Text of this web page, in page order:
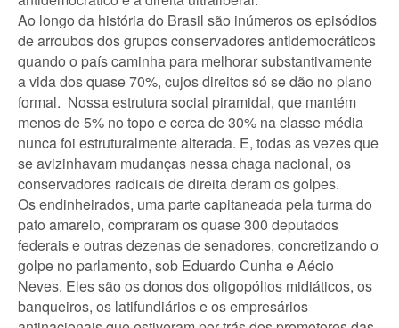
Ao longo da história do Brasil são inúmeros os episódios
de arroubos dos grupos conservadores antidemocráticos
quando o país caminha para melhorar substantivamente
a vida dos quase 70%, cujos direitos só se dão no plano
formal. Nossa estrutura social piramidal, que mantém
menos de 5% no topo e cerca de 30% na classe média
nunca foi estruturalmente alterada. E, todas as vezes que
se avizinhavam mudanças nessa chaga nacional, os
conservadores radicais de direita deram os golpes.
Os endinheirados, uma parte capitaneada pela turma do
pato amarelo, compraram os quase 300 deputados
federais e outras dezenas de senadores, concretizando o
golpe no parlamento, sob Eduardo Cunha e Aécio
Neves. Eles são os donos dos oligopólios midiáticos, os
banqueiros, os latifundiários e os empresários